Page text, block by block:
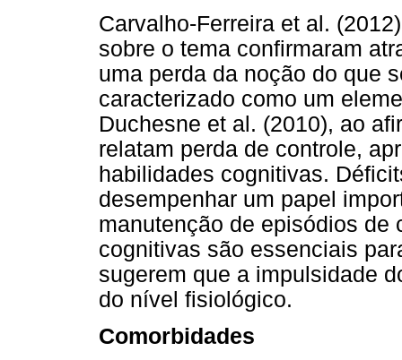
Carvalho-Ferreira et al.
sobre o tema confirmaram
uma perda da noção do que
caracterizado como um
Duchesne et al. (2010), ao
relatam perda de controle,
habilidades cognitivas.
desempenhar um papel
manutenção de episódios de
cognitivas são essenciais
sugerem que a impulsidade
do nível fisiológico.
Comorbidades